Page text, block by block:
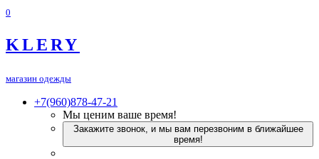
0
KLERY
магазин одежды
+7(960)878-47-21
Мы ценим ваше время!
Закажите звонок, и мы вам перезвоним в ближайшее
время!